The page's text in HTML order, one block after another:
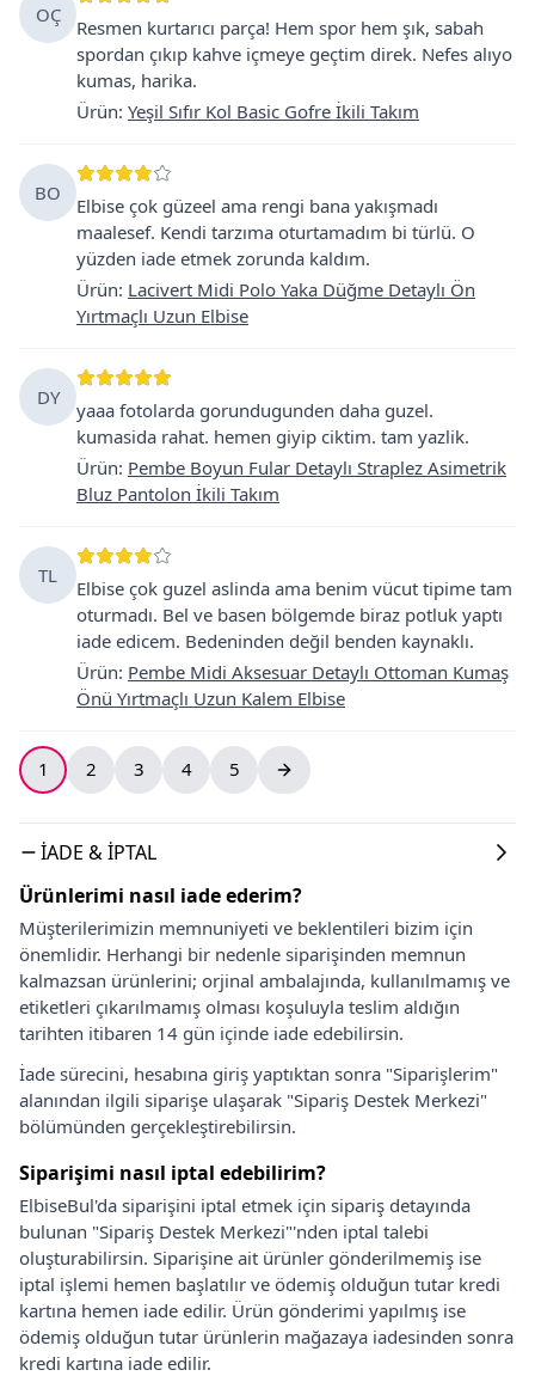
OÇ
Resmen kurtarıcı parça! Hem spor hem şık, sabah
spordan çıkıp kahve içmeye geçtim direk. Nefes alıyo
kumas, harika.
Ürün: Yeşil Sıfır Kol Basic Gofre İkili Takım
BO
Elbise çok güzeel ama rengi bana yakışmadı
maalesef. Kendi tarzıma oturtamadım bi türlü. O
yüzden iade etmek zorunda kaldım.
Ürün: Lacivert Midi Polo Yaka Düğme Detaylı Ön
Yırtmaçlı Uzun Elbise
DY
yaaa fotolarda gorundugunden daha guzel.
kumasida rahat. hemen giyip ciktim. tam yazlik.
Ürün: Pembe Boyun Fular Detaylı Straplez Asimetrik
Bluz Pantolon İkili Takım
TL
Elbise çok guzel aslinda ama benim vücut tipime tam
oturmadı. Bel ve basen bölgemde biraz potluk yaptı
iade edicem. Bedeninden değil benden kaynaklı.
Ürün: Pembe Midi Aksesuar Detaylı Ottoman Kumaş
Önü Yırtmaçlı Uzun Kalem Elbise
1 2 3 4 5
İADE & İPTAL
Ürünlerimi nasıl iade ederim?
Müşterilerimizin memnuniyeti ve beklentileri bizim için
önemlidir. Herhangi bir nedenle siparişinden memnun
kalmazsan ürünlerini; orjinal ambalajında, kullanılmamış ve
etiketleri çıkarılmamış olması koşuluyla teslim aldığın
tarihten itibaren 14 gün içinde iade edebilirsin.
İade sürecini, hesabına giriş yaptıktan sonra "Siparişlerim"
alanından ilgili siparişe ulaşarak "Sipariş Destek Merkezi"
bölümünden gerçekleştirebilirsin.
Siparişimi nasıl iptal edebilirim?
ElbiseBul'da siparişini iptal etmek için sipariş detayında
bulunan "Sipariş Destek Merkezi"'nden iptal talebi
oluşturabilirsin. Siparişine ait ürünler gönderilmemiş ise
iptal işlemi hemen başlatılır ve ödemiş olduğun tutar kredi
kartına hemen iade edilir. Ürün gönderimi yapılmış ise
ödemiş olduğun tutar ürünlerin mağazaya iadesinden sonra
kredi kartına iade edilir.